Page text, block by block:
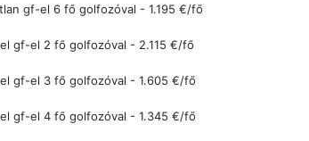
gf-el 6 fő golfozóval - 1.195 €/fő
gf-el 2 fő golfozóval - 2.115 €/fő
gf-el 3 fő golfozóval - 1.605 €/fő
gf-el 4 fő golfozóval - 1.345 €/fő